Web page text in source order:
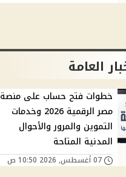
العامة
خطوات فتح حساب على منصة
مصر الرقمية 2026 وخدمات
التموين والمرور والأحوال
المدنية المتاحة
07 أغسطس, 2026 10:50 ص